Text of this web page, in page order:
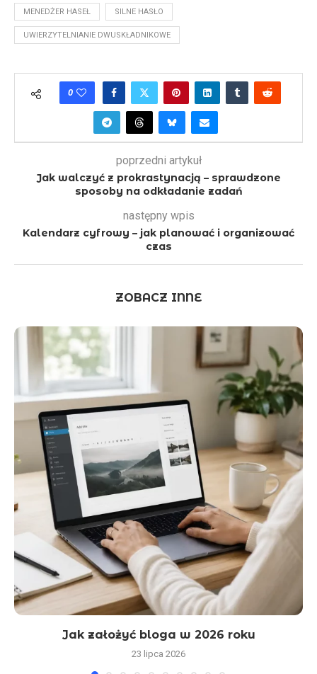
MENEDŻER HASEŁ SILNE HASŁO
UWIERZYTELNIANIE DWUSKŁADNIKOWE
0
poprzedni artykuł
Jak walczyć z prokrastynacją – sprawdzone
sposoby na odkładanie zadań
następny wpis
Kalendarz cyfrowy – jak planować i organizować
czas
ZOBACZ INNE
Jak założyć bloga w 2026 roku
23 lipca 2026